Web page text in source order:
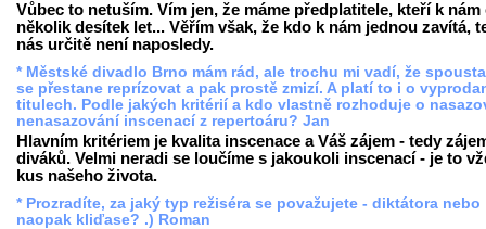
Vůbec to netuším. Vím jen, že máme předplatitele, kteří k nám
několik desítek let... Věřím však, že kdo k nám jednou zavítá,
nás určitě není naposledy.
* Městské divadlo Brno mám rád, ale trochu mi vadí, že
se přestane reprízovat a pak prostě zmizí. A platí to i o
titulech. Podle jakých kritérií a kdo vlastně rozhoduje o
nenasazování inscenací z repertoáru? Jan
Hlavním kritériem je kvalita inscenace a Váš zájem - tedy
diváků. Velmi neradi se loučíme s jakoukoli inscenací - je to
kus našeho života.
* Prozradíte, za jaký typ režiséra se považujete - diktátora nebo
naopak kliďase? .) Roman